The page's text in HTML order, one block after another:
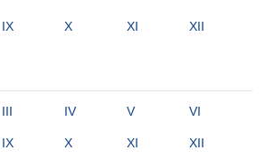
IX X XI XII
III IV V VI
IX X XI XII